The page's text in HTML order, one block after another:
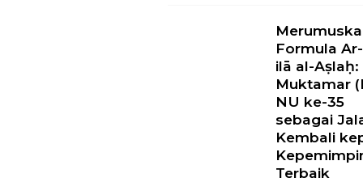
Formula Ar-
ilā al-Aṣlaḥ:
Muktamar
NU ke-35
sebagai
Kembali
Terbaik